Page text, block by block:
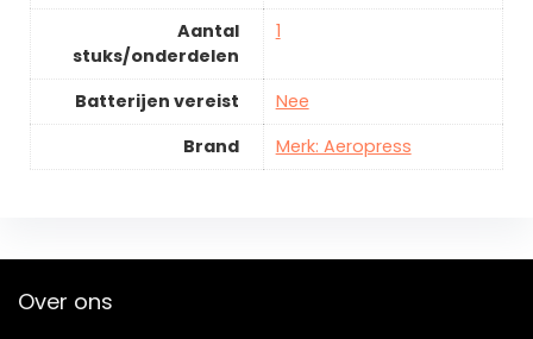
Aantal
stuks/onderdelen
1
Batterijen vereist
Nee
Brand
Merk: Aeropress
Over ons